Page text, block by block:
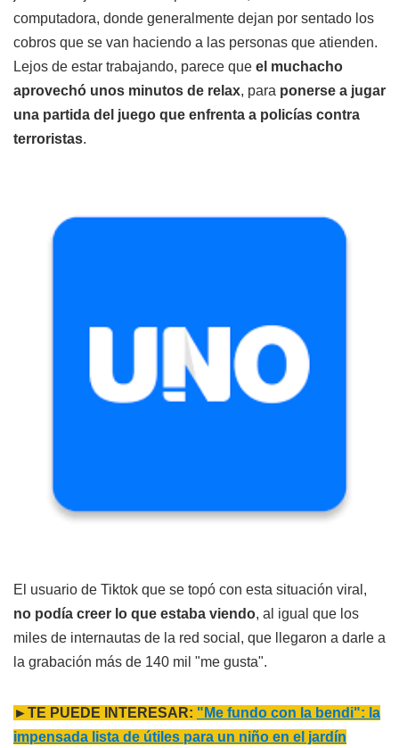
computadora, donde generalmente dejan por sentado los
cobros que se van haciendo a las personas que atienden.
Lejos de estar trabajando, parece que el muchacho
aprovechó unos minutos de relax, para ponerse a jugar
una partida del juego que enfrenta a policías contra
terroristas.
El usuario de Tiktok que se topó con esta situación viral,
no podía creer lo que estaba viendo, al igual que los
miles de internautas de la red social, que llegaron a darle a
la grabación más de 140 mil "me gusta".
►TE PUEDE INTERESAR: "Me fundo con la bendi": la
impensada lista de útiles para un niño en el jardín